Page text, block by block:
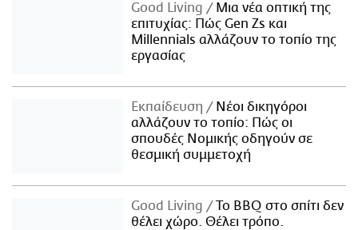
Good Living
Μια νέα οπτική της
επιτυχίας: Πώς Gen Zs και
Millennials αλλάζουν το τοπίο της
εργασίας
Εκπαίδευση
Νέοι δικηγόροι
αλλάζουν το τοπίο: Πώς οι
σπουδές Νομικής οδηγούν σε
θεσμική συμμετοχή
Good Living
Το BBQ στο σπίτι δεν
θέλει χώρο. Θέλει τρόπο.